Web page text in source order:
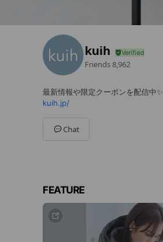
kuih
Friends8,962
最新情報や限定クーポンを配信中✨
kuih.jp/
Chat
FEATURE